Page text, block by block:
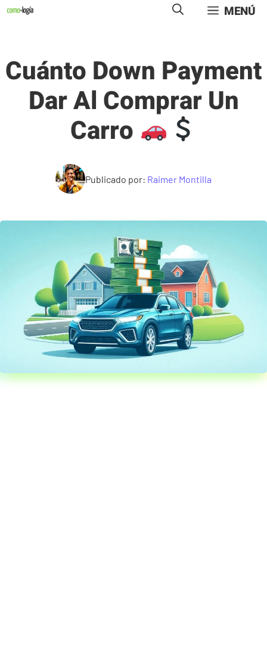
Saltar
MENÚ
Cuánto Down Payment
Dar Al Comprar Un
Carro
Publicado por: Raimer Montilla